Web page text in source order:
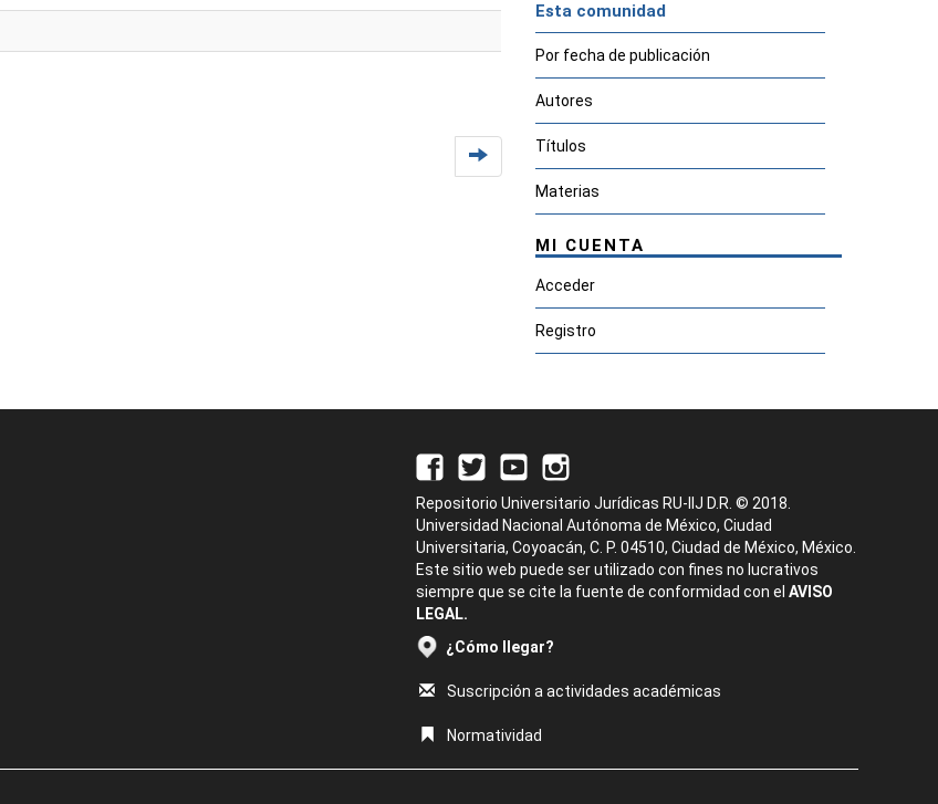
Esta comunidad
Por fecha de publicación
Autores
Títulos
Materias
MI CUENTA
Acceder
Registro
Repositorio Universitario Jurídicas RU-IIJ D.R. © 2018.
Universidad Nacional Autónoma de México, Ciudad
Universitaria, Coyoacán, C. P. 04510, Ciudad de México, México.
Este sitio web puede ser utilizado con fines no lucrativos
siempre que se cite la fuente de conformidad con el AVISO
LEGAL.
¿Cómo llegar?
Suscripción a actividades académicas
Normatividad